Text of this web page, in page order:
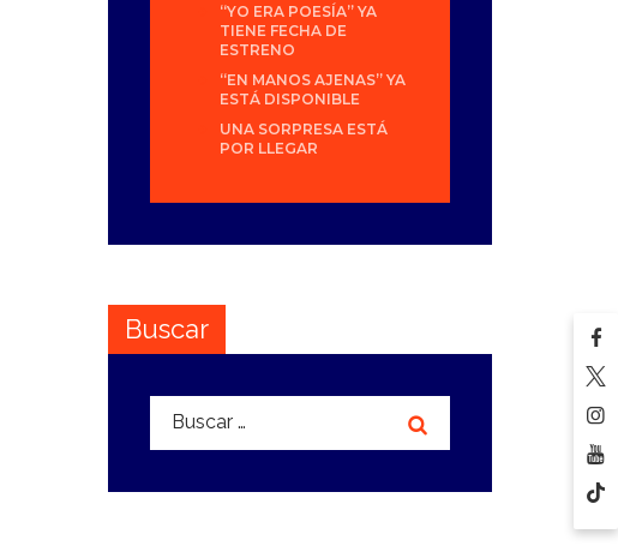
“YO ERA POESÍA” YA
TIENE FECHA DE
ESTRENO
“EN MANOS AJENAS” YA
ESTÁ DISPONIBLE
UNA SORPRESA ESTÁ
POR LLEGAR
Buscar
Buscar: